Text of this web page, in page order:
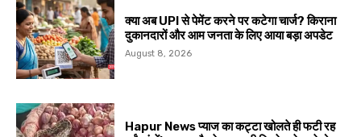
क्या अब UPI से पेमेंट करने पर कटेगा चार्ज? किराना
दुकानदारों और आम जनता के लिए आया बड़ा अपडेट
August 8, 2026
Hapur News प्याज का कट्टा खोलते ही फटी रह